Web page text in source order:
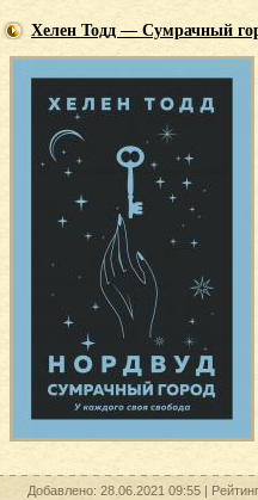
Хелен Тодд — Сумрачный
Добавлено: 28.06.2021 09:55 |